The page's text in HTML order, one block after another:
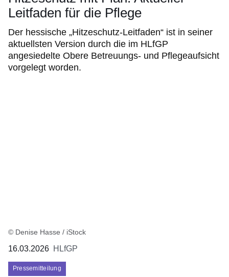
Leitfaden für die Pflege
Der hessische „Hitzeschutz-Leitfaden“ ist in seiner
aktuellsten Version durch die im HLfGP
angesiedelte Obere Betreuungs- und Pflegeaufsicht
vorgelegt worden.
© Denise Hasse / iStock
16.03.2026 HLfGP
Pressemitteilung